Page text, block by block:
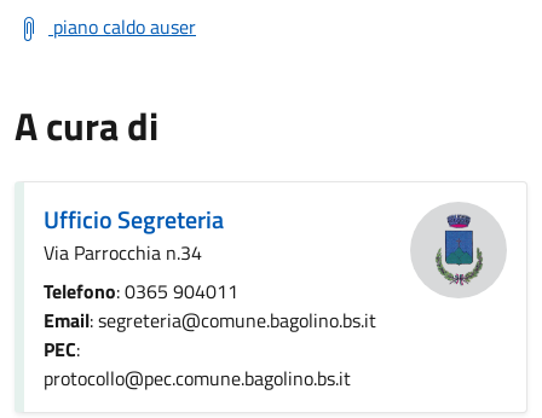
piano caldo auser
A cura di
Ufficio Segreteria
Via Parrocchia n.34
Telefono: 0365 904011
Email: segreteria@comune.bagolino.bs.it
PEC:
protocollo@pec.comune.bagolino.bs.it